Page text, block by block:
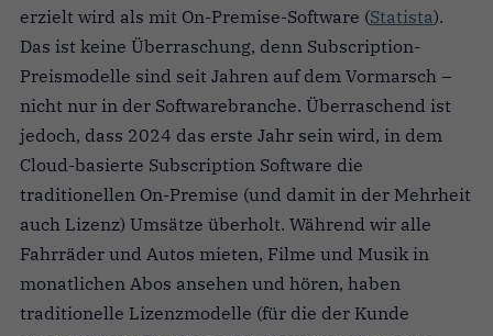
erzielt wird als mit On-Premise-Software (Statista).
Das ist keine Überraschung, denn Subscription-
Preismodelle sind seit Jahren auf dem Vormarsch –
nicht nur in der Softwarebranche. Überraschend ist
jedoch, dass 2024 das erste Jahr sein wird, in dem
Cloud-basierte Subscription Software die
traditionellen On-Premise (und damit in der Mehrheit
auch Lizenz) Umsätze überholt. Während wir alle
Fahrräder und Autos mieten, Filme und Musik in
monatlichen Abos ansehen und hören, haben
traditionelle Lizenzmodelle (für die der Kunde